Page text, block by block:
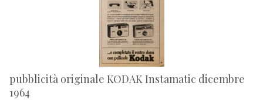
pubblicità originale KODAK Instamatic dicembre
1964